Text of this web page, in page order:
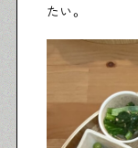
たい。